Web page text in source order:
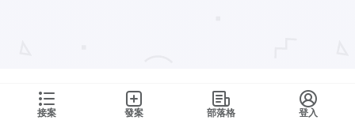
接案 發案 部落格 登入